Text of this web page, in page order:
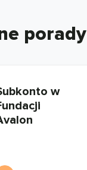
porady
w